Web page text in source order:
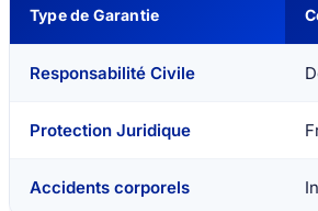
Type de Garantie
Responsabilité Civile
Protection Juridique
Accidents corporels